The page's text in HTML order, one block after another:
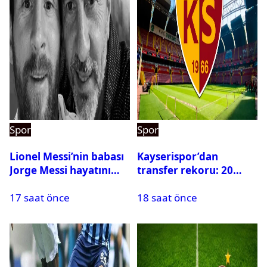
Spor
Lionel Messi’nin babası
Jorge Messi hayatını
17 saat önce
Spor
Kayserispor’dan
transfer rekoru: 20
18 saat önce